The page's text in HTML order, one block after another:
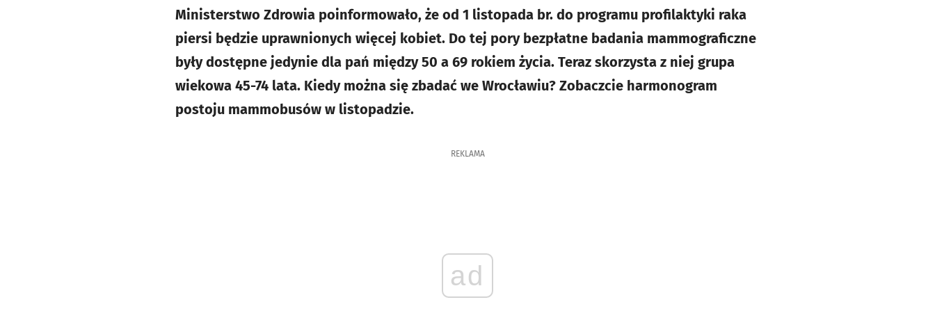
Ministerstwo Zdrowia poinformowało, że od 1 listopada br. do programu profilaktyki raka
piersi będzie uprawnionych więcej kobiet. Do tej pory bezpłatne badania mammograficzne
były dostępne jedynie dla pań między 50 a 69 rokiem życia. Teraz skorzysta z niej grupa
wiekowa 45-74 lata. Kiedy można się zbadać we Wrocławiu? Zobaczcie harmonogram
postoju mammobusów w listopadzie.
REKLAMA
ad